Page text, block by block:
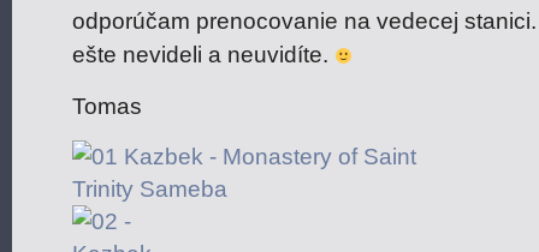
odporúčam prenocovanie na vedecej
ešte nevideli a neuvidíte.
Tomas